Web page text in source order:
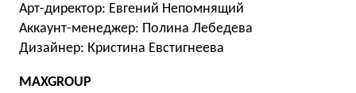
Арт-директор: Евгений Непомнящий
Аккаунт-менеджер: Полина Лебедева
Дизайнер: Кристина Евстигнеева
MAXGROUP